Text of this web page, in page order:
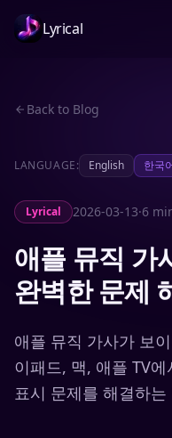
Lyrical
Back to Blog
LANGUAGE: English 한국
Lyrical 2026-03-13·6
애플 뮤직 가
완벽한 문제
애플 뮤직 가사가 보
이패드, 맥, 애플 TV
표시 문제를 해결하